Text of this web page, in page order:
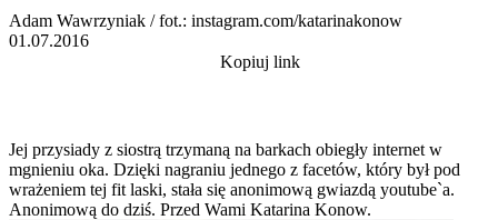
Adam Wawrzyniak / fot.: instagram.com/katarinakonow
01.07.2016
Kopiuj link
Jej przysiady z siostrą trzymaną na barkach obiegły internet w
mgnieniu oka. Dzięki nagraniu jednego z facetów, który był pod
wrażeniem tej fit laski, stała się anonimową gwiazdą youtube`a.
Anonimową do dziś. Przed Wami Katarina Konow.